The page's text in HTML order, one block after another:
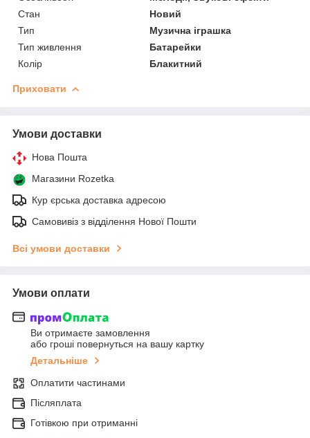
Стан
Новий
Тип
Музична іграшка
Тип живлення
Батарейки
Колір
Блакитний
Приховати
Умови доставки
Нова Пошта
Магазини Rozetka
Кур єрська доставка адресою
Самовивіз з відділення Нової Пошти
Всі умови доставки
Умови оплати
Ви отримаєте замовлення
або гроші повернуться на вашу картку
Детальніше
Оплатити частинами
Післяплата
Готівкою при отриманні